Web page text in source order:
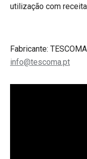
utilização com
Fabricante:
info@tescoma.pt